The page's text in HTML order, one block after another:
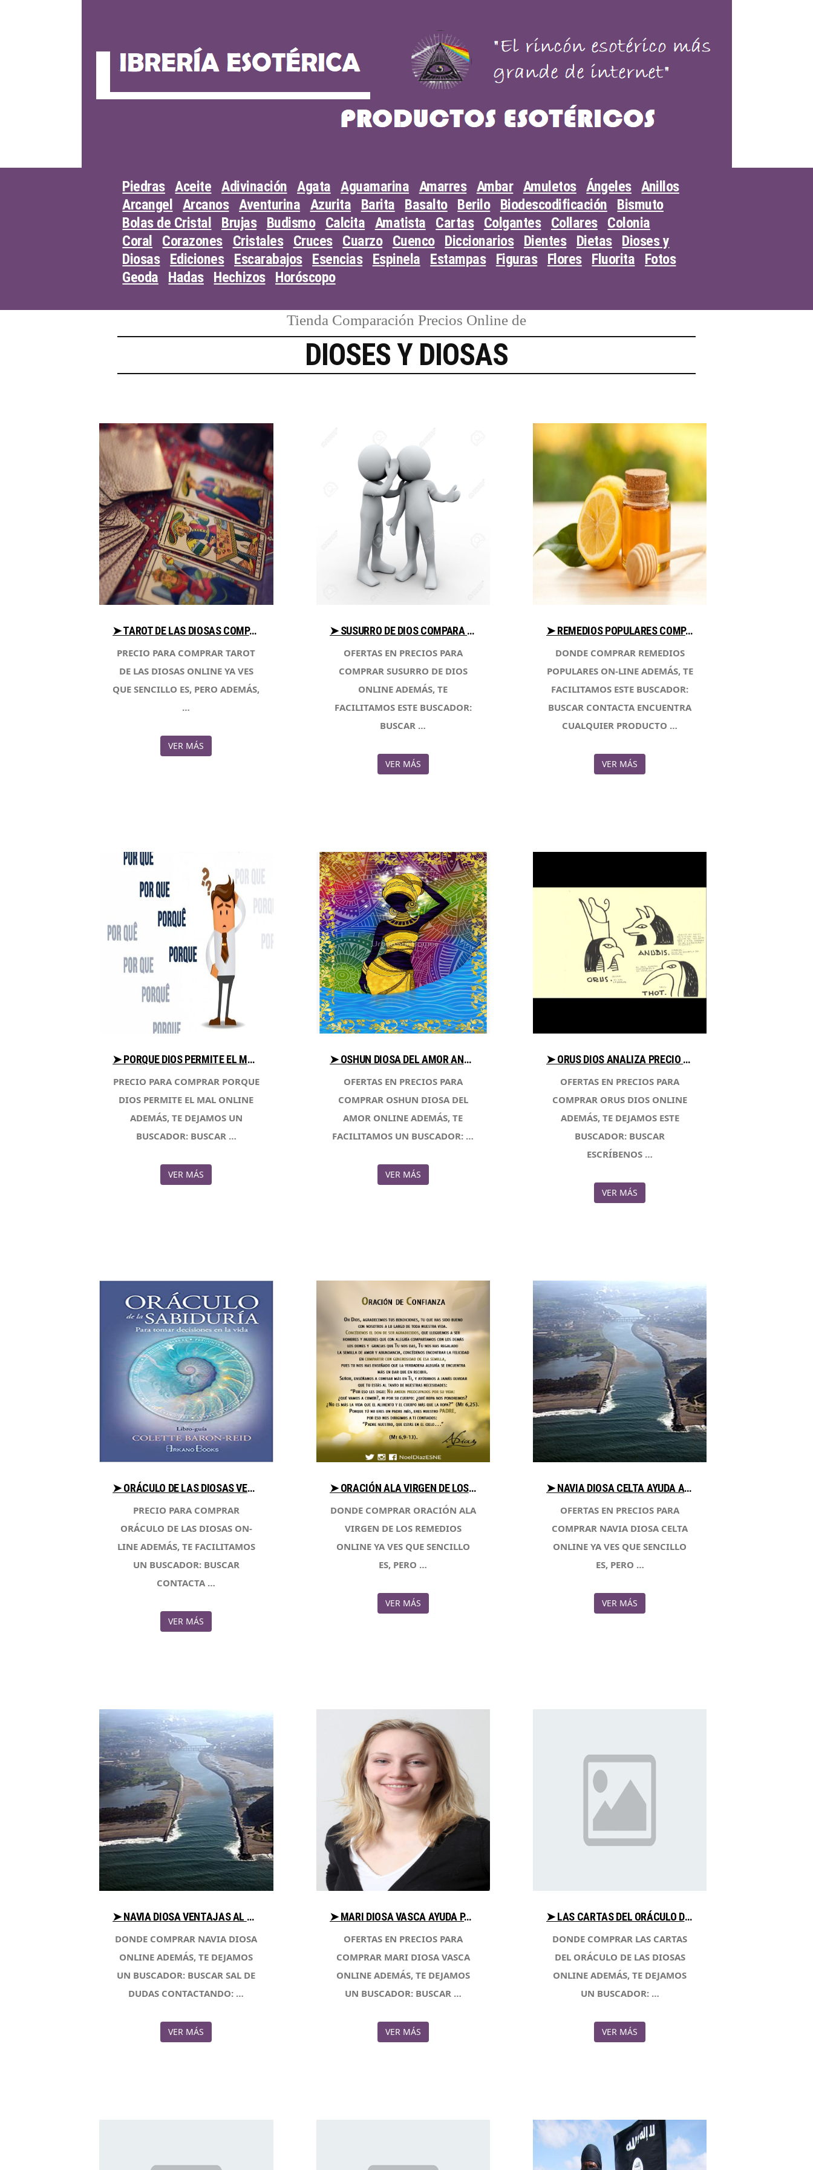
Piedras Aceite Adivinación Agata Aguamarina Amarres Ambar Amuletos Ángeles Anillos
Arcangel
Arcanos Aventurina Azurita Barita Basalto Berilo Biodescodificación
Bismuto
Bolas de Cristal
Brujas Budismo Calcita Amatista Cartas Colgantes Collares
Colonia
Coral
Corazones Cristales Cruces Cuarzo Cuenco Diccionarios Dientes Dietas
Dioses y
Diosas
Ediciones Escarabajos Esencias Espinela Estampas Figuras Flores Fluorita
Fotos
Geoda
Hadas Hechizos Horóscopo
Tienda Comparación Precios Online de
DIOSES Y DIOSAS
➤ TAROT DE LAS DIOSAS COMPARA PRECIOS AL COMPRAR CON LIBRERIAESOTERICA.NET
PRECIO PARA COMPRAR TAROT
DE LAS DIOSAS ONLINE YA VES
QUE SENCILLO ES, PERO ADEMÁS,
…
VER MÁS
➤ SUSURRO DE DIOS COMPARA PRECIOS PARA COMPRAR CON LIBRERIAESOTERICA.NET
OFERTAS EN PRECIOS PARA
COMPRAR SUSURRO DE DIOS
ONLINE ADEMÁS, TE
FACILITAMOS ESTE BUSCADOR:
BUSCAR …
VER MÁS
➤ REMEDIOS POPULARES COMPARA PRECIO PARA COMPRAR CON LIBRERIAESOTERICA.NET
DONDE COMPRAR REMEDIOS
POPULARES ON-LINE ADEMÁS, TE
FACILITAMOS ESTE BUSCADOR:
BUSCAR CONTACTA ENCUENTRA
CUALQUIER PRODUCTO …
VER MÁS
➤ PORQUE DIOS PERMITE EL MAL ANALIZA PRECIO PARA COMPRAR CON LIBRERIAESOTERICA.NET
PRECIO PARA COMPRAR PORQUE
DIOS PERMITE EL MAL ONLINE
ADEMÁS, TE DEJAMOS UN
BUSCADOR: BUSCAR …
VER MÁS
➤ OSHUN DIOSA DEL AMOR ANALIZA PRECIO PARA COMPRAR EN LIBRERIAESOTERICA.NET
OFERTAS EN PRECIOS PARA
COMPRAR OSHUN DIOSA DEL
AMOR ONLINE ADEMÁS, TE
FACILITAMOS UN BUSCADOR: …
VER MÁS
➤ ORUS DIOS ANALIZA PRECIO PARA COMPRAR EN LIBRERIAESOTERICA.NET
OFERTAS EN PRECIOS PARA
COMPRAR ORUS DIOS ONLINE
ADEMÁS, TE DEJAMOS ESTE
BUSCADOR: BUSCAR
ESCRÍBENOS …
VER MÁS
➤ ORÁCULO DE LAS DIOSAS VENTAJAS AL COMPRAR CON LIBRERIAESOTERICA.NET
PRECIO PARA COMPRAR
ORÁCULO DE LAS DIOSAS ON-
LINE ADEMÁS, TE FACILITAMOS
UN BUSCADOR: BUSCAR
CONTACTA …
VER MÁS
➤ ORACIÓN ALA VIRGEN DE LOS REMEDIOS VENTAJAS PARA COMPRAR CON LIBRERIAESOTERICA.NET
DONDE COMPRAR ORACIÓN ALA
VIRGEN DE LOS REMEDIOS
ONLINE YA VES QUE SENCILLO
ES, PERO …
VER MÁS
➤ NAVIA DIOSA CELTA AYUDA AL COMPRAR CON LIBRERIAESOTERICA.NET
OFERTAS EN PRECIOS PARA
COMPRAR NAVIA DIOSA CELTA
ONLINE YA VES QUE SENCILLO
ES, PERO …
VER MÁS
➤ NAVIA DIOSA VENTAJAS AL COMPRAR EN LIBRERIAESOTERICA.NET
DONDE COMPRAR NAVIA DIOSA
ONLINE ADEMÁS, TE DEJAMOS
UN BUSCADOR: BUSCAR SAL DE
DUDAS CONTACTANDO: …
VER MÁS
➤ MARI DIOSA VASCA AYUDA PARA COMPRAR CON LIBRERIAESOTERICA.NET
OFERTAS EN PRECIOS PARA
COMPRAR MARI DIOSA VASCA
ONLINE ADEMÁS, TE DEJAMOS
UN BUSCADOR: BUSCAR …
VER MÁS
➤ LAS CARTAS DEL ORÁCULO DE LAS DIOSAS COMPARA PRECIOS AL COMPRAR CON LIBRERIAESOTERICA.NET
DONDE COMPRAR LAS CARTAS
DEL ORÁCULO DE LAS DIOSAS
ONLINE ADEMÁS, TE DEJAMOS
UN BUSCADOR: …
VER MÁS